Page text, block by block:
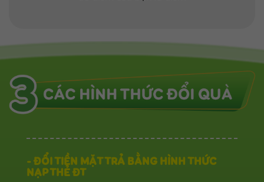
- ĐỔI TIỀN MẶT TRẢ BẰNG HÌNH THỨC
NẠP THẺ ĐT